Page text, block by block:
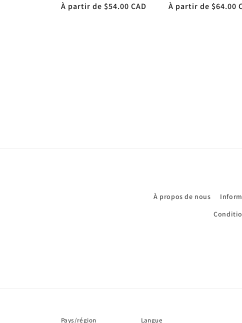
habituel
promotionnel
À partir de $54.00 CAD
habituel
À partir de $64.00
À propos de nous
Pays/région Langue